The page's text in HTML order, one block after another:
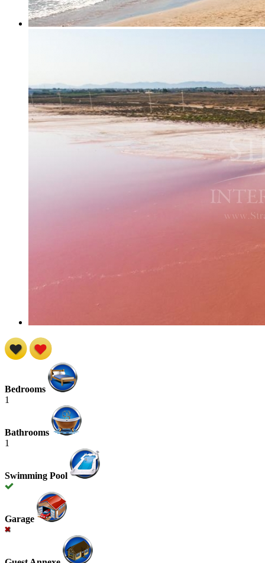
Bedrooms
1
Bathrooms
1
Swimming Pool
Garage